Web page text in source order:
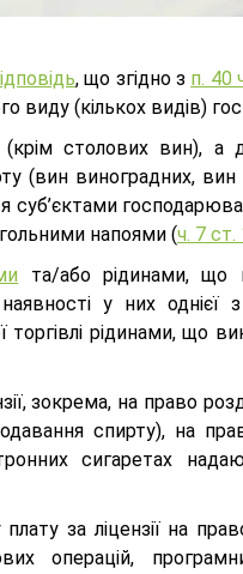
, що згідно з п. 40
(кількох видів)
столових вин), а
(вин виноградних, вин
напоями (ч. 7
та/або рідинами, що
у них однієї з
рідинами, що
зокрема, на право
спирту), на
сигаретах
за ліцензії на
операцій,